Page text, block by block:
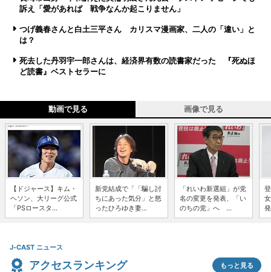
訴え「愛があれば 戦争なんか起こりません」
つげ義春さんと白土三平さん カリスマ漫画家、二人の「違い」と
は？
死去した丹羽宇一郎さんは、経済界有数の読書家だった 『死ぬほ
ど読書』ベストセラーに
動画で見る 画像で見る
【ドジャース】キム・
ヘソン、大リーグ公式
「PSロースタ...
新党結成で「「騙し討
ちにあった気分」と怒
ったひろゆき妻...
「れいわ新選組」が党
名の変更を発表、「い
のちの党」へ ...
J-CAST ニュース
アクセスランキング もっと見る